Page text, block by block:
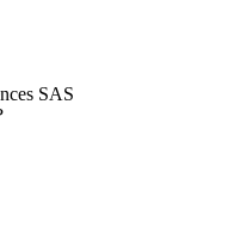
SAS